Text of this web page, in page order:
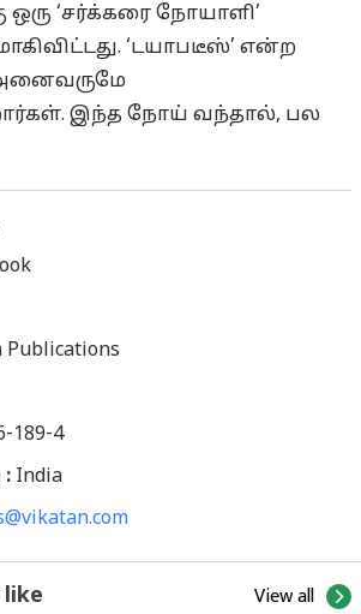
ஒரு ‘சர்க்கரை நோயாளி’
‘டயாபடீஸ்’ என்ற
இந்த நோய் வந்தால், பல
ஆளாக நேரிடும் என மக்கள்
உணவுக் கட்டுப்பாடு
நோய் பற்றி பரவலாக பல
வருகின்றன. சர்க்கரை நோய்
எதனால் வருகிறது? வந்தால்
என்ன மாதிரியான உணவுப்
போன்ற
நூலாசிரியர்
Publications
189-4
: India
like View all